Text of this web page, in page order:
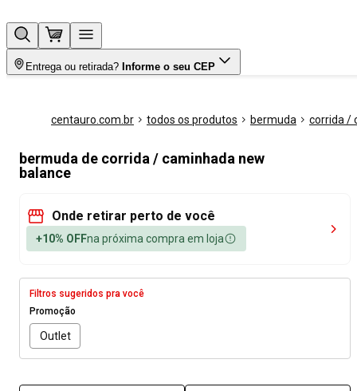
Entrega ou retirada? Informe o seu CEP
centauro.com.br todos os produtos bermuda corrida /
bermuda de corrida / caminhada new
balance
Onde retirar perto de você
+10% OFFna próxima compra em loja
Filtros sugeridos pra você
Promoção
Outlet